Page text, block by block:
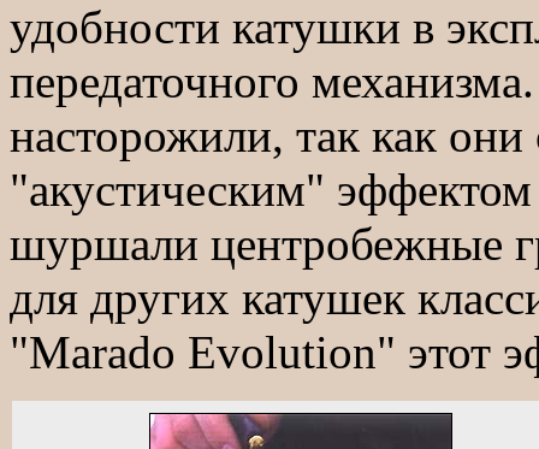
удобности катушки в
передаточного
насторожили, так как
"акустическим"
шуршали центробежные
для других катушек
"Marado Evolution" этот